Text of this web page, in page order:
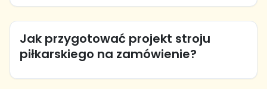
Jak przygotować projekt stroju
piłkarskiego na zamówienie?